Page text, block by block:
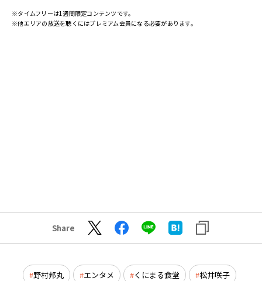
※タイムフリーは1週間限定コンテンツです。
※他エリアの放送を聴くにはプレミアム会員になる必要があります。
Share
野村邦丸 エンタメ くにまる食堂 松井咲子